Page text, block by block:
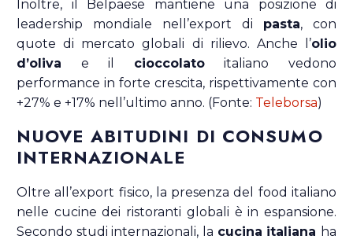
Inoltre, il Belpaese mantiene una posizione di
leadership mondiale nell’export di pasta, con
quote di mercato globali di rilievo. Anche l’olio
d’oliva e il cioccolatoitaliano vedono
performance in forte crescita, rispettivamente con
+27% e +17% nell’ultimo anno. (Fonte: Teleborsa)
NUOVE ABITUDINI DI CONSUMO
INTERNAZIONALE
Oltre all’export fisico, la presenza del food italiano
nelle cucine dei ristoranti globali è in espansione.
Secondo studi internazionali, la cucina italiana ha